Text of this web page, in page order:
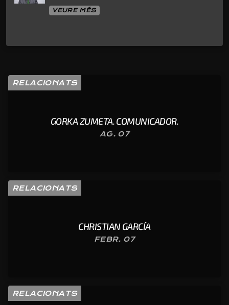
VEURE MÉS
RELACIONATS
GORKA ZUMETA. COMUNICADOR.
AG. 07
RELACIONATS
CHRISTIAN GARCÍA
FEBR. 07
RELACIONATS